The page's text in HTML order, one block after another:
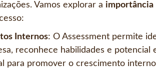
Vamos explorar a importância
Internos: O Assessment permite
reconhece habilidades e potencial
para promover o crescimento